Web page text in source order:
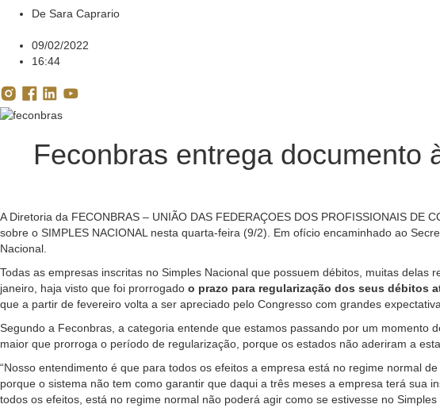
De Sara Caprario
09/02/2022
16:44
Feconbras entrega documento
A Diretoria da FECONBRAS – UNIÃO DAS FEDERAÇOES DOS PROFISSIONAIS
sobre o SIMPLES NACIONAL nesta quarta-feira (9/2). Em ofício encaminhado ao
Nacional.
Todas as empresas inscritas no Simples Nacional que possuem débitos, muitas
janeiro, haja visto que foi prorrogado o prazo para regularização dos seus débitos
que a partir de fevereiro volta a ser apreciado pelo Congresso com grandes
Segundo a Feconbras, a categoria entende que estamos passando por um
maior que prorroga o período de regularização, porque os estados não aderiram a
“Nosso entendimento é que para todos os efeitos a empresa está no regime normal
porque o sistema não tem como garantir que daqui a três meses a empresa terá sua
todos os efeitos, está no regime normal não poderá agir como se estivesse no